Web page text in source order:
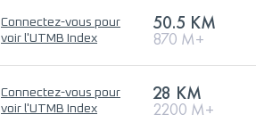
Connectez-vous pour
voir l'UTMB Index
50.5 KM
870 M+
Connectez-vous pour
voir l'UTMB Index
28 KM
2200 M+